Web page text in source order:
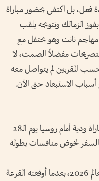
بل اكتفى بحضور مباراة
الزمالك وتتويجه بلقب
حيث ظهر مهاجم نانت وهو يحتفل مع
مفضلاً الصمت، لا
المقربين لم يتواصل معه
الاستبعاد حتى الآن.
يذكر أن منتخب مصر يستعد لخوض مباراة ودية أمام روسيا يوم الـ28
لخوض منافسات بطولة
ويشارك منتخب مصر في بطولة كأس العالم 2026، بعدما أوقعته القرعة